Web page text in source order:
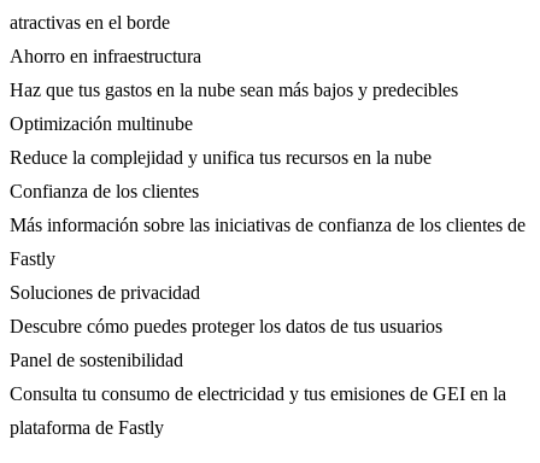
atractivas en el borde
Ahorro en infraestructura
Haz que tus gastos en la nube sean más bajos y predecibles
Optimización multinube
Reduce la complejidad y unifica tus recursos en la nube
Confianza de los clientes
Más información sobre las iniciativas de confianza de los clientes de
Fastly
Soluciones de privacidad
Descubre cómo puedes proteger los datos de tus usuarios
Panel de sostenibilidad
Consulta tu consumo de electricidad y tus emisiones de GEI en la
plataforma de Fastly